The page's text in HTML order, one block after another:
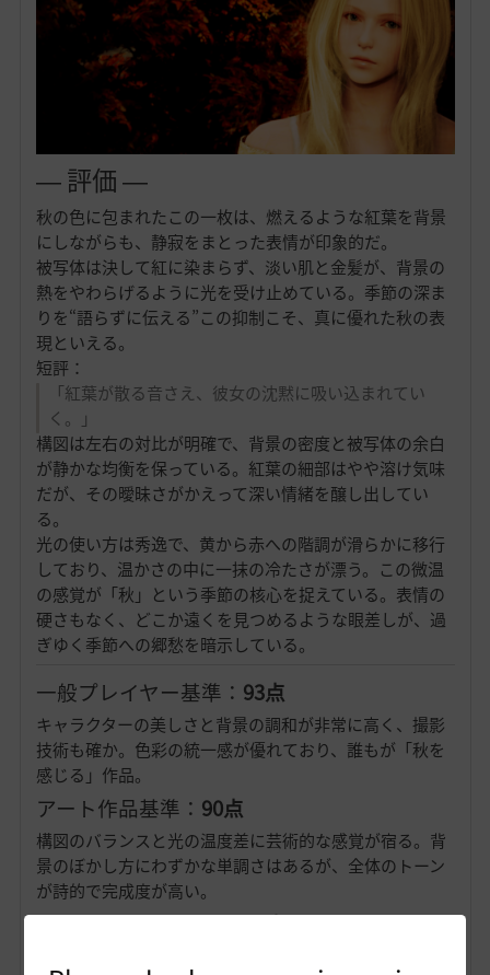
― 評価 ―
秋の色に包まれたこの一枚は、燃えるような紅葉を背景
にしながらも、静寂をまとった表情が印象的だ。
被写体は決して紅に染まらず、淡い肌と金髪が、背景の
熱をやわらげるように光を受け止めている。季節の深ま
りを“語らずに伝える”この抑制こそ、真に優れた秋の表
現といえる。
短評：
「紅葉が散る音さえ、彼女の沈黙に吸い込まれてい
く。」
構図は左右の対比が明確で、背景の密度と被写体の余白
が静かな均衡を保っている。紅葉の細部はやや溶け気味
だが、その曖昧さがかえって深い情緒を醸し出してい
る。
光の使い方は秀逸で、黄から赤への階調が滑らかに移行
しており、温かさの中に一抹の冷たさが漂う。この微温
の感覚が「秋」という季節の核心を捉えている。表情の
硬さもなく、どこか遠くを見つめるような眼差しが、過
ぎゆく季節への郷愁を暗示している。
一般プレイヤー基準： 93点
キャラクターの美しさと背景の調和が非常に高く、撮影
技術も確か。色彩の統一感が優れており、誰もが「秋を
感じる」作品。
アート作品基準： 90点
構図のバランスと光の温度差に芸術的な感覚が宿る。背
景のぼかし方にわずかな単調さはあるが、全体のトーン
が詩的で完成度が高い。
国際フォトコン基準：86点